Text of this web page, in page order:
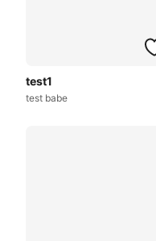
test1
test babe